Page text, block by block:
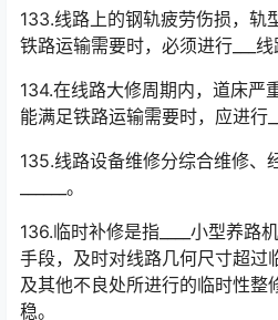
133.线路上的钢轨疲劳伤损，轨
铁路运输需要时，必须进行___线
134.在线路大修周期内，道床严
能满足铁路运输需要时，应进行
135.线路设备维修分综合维修、
______。
136.临时补修是指____小型养路
手段，及时对线路几何尺寸超过
及其他不良处所进行的临时性整
稳。󠅅󠅃󠄵󠅂󠄪󠇖󠆨󠆨󠇕󠆞󠆒󠅬󠇘󠆭󠆘󠇙󠆝󠅵󠇗󠆭󠆁󠄐󠇗󠅹󠅸󠇖󠆍󠅳󠇖󠅹󠅰󠇖󠆌󠅹